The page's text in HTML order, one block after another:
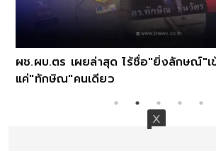
ผช.ผบ.ตร เผยล่าสุด ไร้ชื่อ"ยิ่งลักษณ์"เ
แค่"ทักษิณ"คนเดียว